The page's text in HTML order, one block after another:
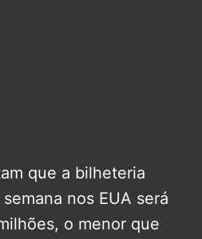
que a bilheteria
nos EUA será
o menor que